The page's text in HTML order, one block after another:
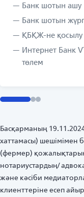
Банк шотын ашу
Банк шотын
ҚБҚЖ-не қосылу
Интернет Банк
төлем
Басқарманың
хаттамасы) шешімімен
(фермер)
нотариустардың/
және кәсіби
клиенттеріне есеп